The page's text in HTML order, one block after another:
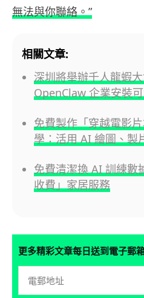
無法與你聯絡。”
相關文章:
深圳將舉辦千人龍蝦
OpenClaw 企業安裝
免費製作「穿越電影
學：活用 AI 繪圖、製
免費清潔換 AI 訓練
收費」家居服務
更多精彩文章每日送到電子郵